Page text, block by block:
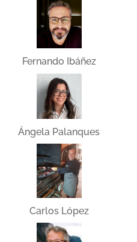
Fernando Ibáñez
Ángela Palanques
Carlos López